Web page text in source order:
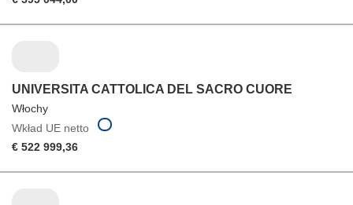
UNIVERSITA CATTOLICA DEL SACRO CUORE
Włochy
Wkład UE netto
€ 522 999,36